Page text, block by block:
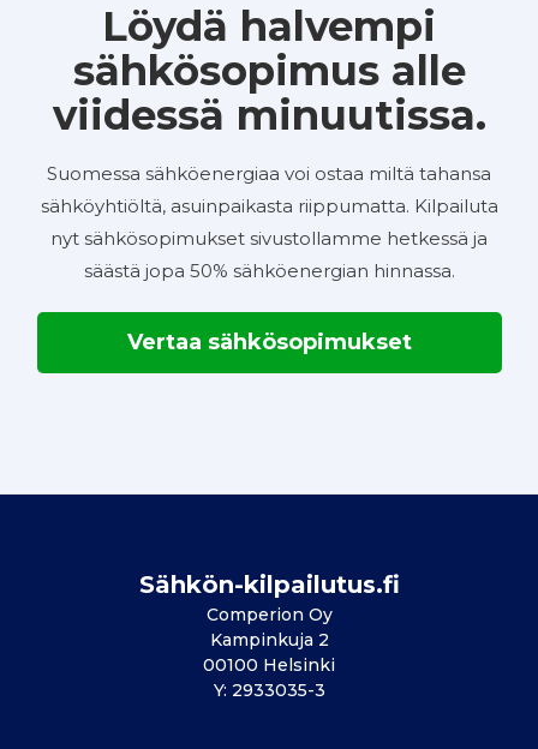
Löydä halvempi
sähkösopimus alle
viidessä minuutissa.
Suomessa sähköenergiaa voi ostaa miltä tahansa
sähköyhtiöltä, asuinpaikasta riippumatta. Kilpailuta
nyt sähkösopimukset sivustollamme hetkessä ja
säästä jopa 50% sähköenergian hinnassa.
Vertaa sähkösopimukset
Sähkön-kilpailutus.fi
Comperion Oy
Kampinkuja 2
00100 Helsinki
Y: 2933035-3